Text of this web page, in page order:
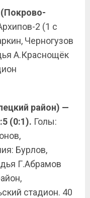
(Покрово-
2 (1 с
Черногузов
А.Краснощёк
район) —
(0:1). Голы:
Бурлов,
Г.Абрамов
стадион. 40